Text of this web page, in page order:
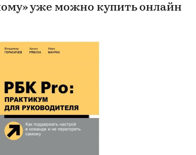
уже можно купить онлайн